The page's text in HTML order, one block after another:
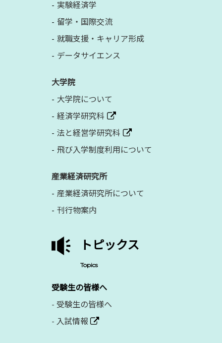
実験経済学
留学・国際交流
就職支援・キャリア形成
データサイエンス
大学院
大学院について
経済学研究科
法と経営学研究科
飛び入学制度利用について
産業経済研究所
産業経済研究所について
刊行物案内
トピックス
Topics
受験生の皆様へ
- 受験生の皆様へ
- 入試情報